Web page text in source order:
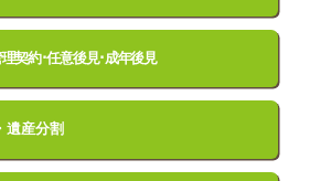
理契約･任意後見･成年後見
遺産分割